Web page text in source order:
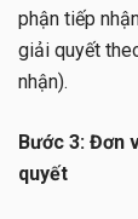
phận tiếp
giải quyết
nhận).
Bước 3: Đơn
quyết